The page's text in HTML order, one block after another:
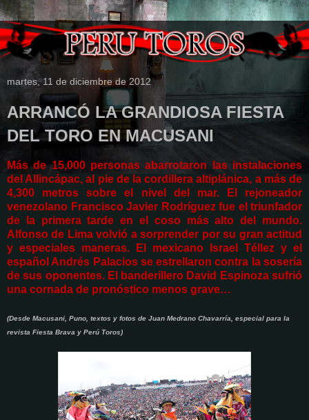
martes, 11 de diciembre de 2012
ARRANCÓ LA GRANDIOSA FIESTA
DEL TORO EN MACUSANI
Más de 15,000 personas abarrotaron las instalaciones
del Allincápac, al pie de la cordillera altiplánica, a más de
4,300 metros sobre el nivel del mar. El rejoneador
venezolano Francisco Javier Rodríguez fue el triunfador
de la primera tarde en el coso más alto del mundo.
Alfonso de Lima volvió a sorprender por su gran actitud
y especiales maneras. El mexicano Israel Téllez y el
español Andrés Palacios se estrellaron contra la sosería
de sus oponentes. El banderillero David Espinoza sufrió
una cornada de pronóstico menos grave…
(Desde Macusani, Puno, textos y fotos de Juan Medrano Chavarría, especial para la
revista Fiesta Brava y Perú Toros)